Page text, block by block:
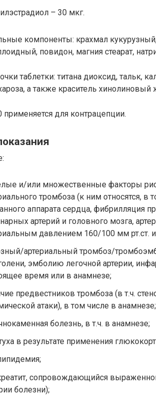
– 30 мкг.
компоненты: крахмал
повидон, магния стеарат,
таблетки: титана диоксид, тальк,
а также краситель
для контрацепции.
и/или множественные факторы
тромбоза (к ним относятся,
аппарата сердца, фибрилляция
артерий и головного мозга,
давлением 160/100 мм рт.ст.
артериальный тромбоз/
эмболию легочной артерии,
время или в анамнезе;
предвестников тромбоза (в т.ч.
атаки), в том числе в анамнезе;
болезнь, в т.ч. в анамнезе;
в результате применения
сопровождающийся
болезни);